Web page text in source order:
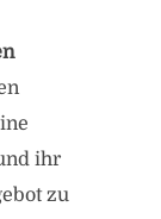
ihr
zu